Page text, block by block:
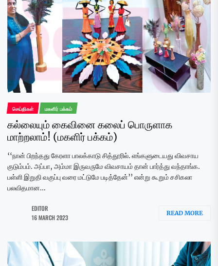
செய்திகள் மகளிர் பக்கம்
கல்லையும் கைவினை கலைப் பொருளாக
மாற்றலாம்! (மகளிர் பக்கம்)
‘‘நான் பிறந்தது கேரளா பாலக்காடு சித்தூரில். எங்களுடையது விவசாய
குடும்பம். அப்பா, அம்மா இருவருமே விவசாயம் தான் பார்த்து வந்தாங்க.
பள்ளி இறுதி வகுப்பு வரை மட்டுமே படித்தேன்’’ என்று கூறும் சசிகலா
பலவிதமான...
EDITOR
16 MARCH 2023
READ MORE